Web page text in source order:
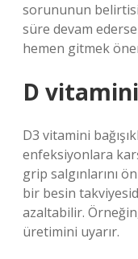
sorununun
süre devam
hemen gitmek
D
D3 vitamini
enfeksiyonlara
grip salgınlarını
bir besin
azaltabilir.
üretimini uyarır.